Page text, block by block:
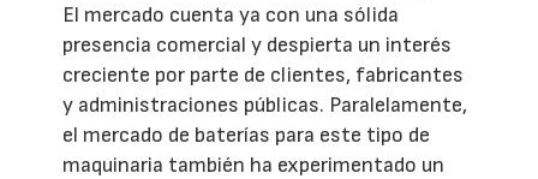
El mercado cuenta ya con una sólida
presencia comercial y despierta un interés
creciente por parte de clientes, fabricantes
y administraciones públicas. Paralelamente,
el mercado de baterías para este tipo de
maquinaria también ha experimentado un